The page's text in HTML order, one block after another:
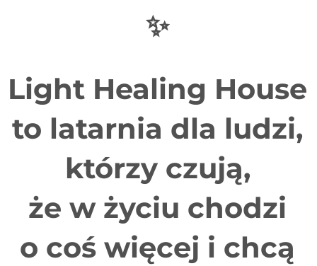
✨
Light Healing House
to latarnia dla ludzi,
którzy czują,
że w życiu chodzi
o coś więcej i chcą